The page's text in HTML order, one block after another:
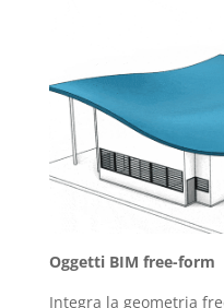
Oggetti BIM free-form
Integra la geometria